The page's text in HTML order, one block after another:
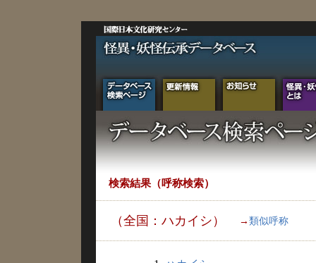
検索結果（呼称検索）
（全国：ハカイシ） → 類似呼称